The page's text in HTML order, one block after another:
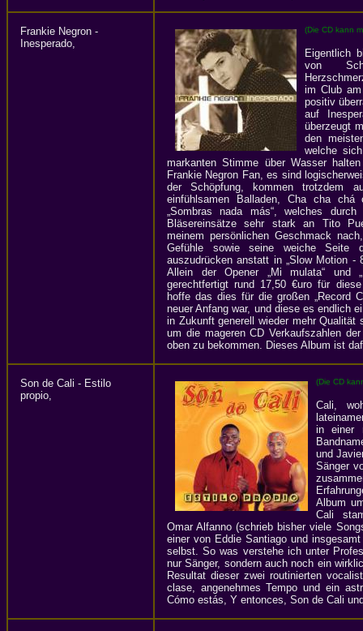
Frankie Negron -
Inesperado,
(Die CD kann
Eigentlich
von
im Club
positiv
auf
überzeugt
den
welche
markanten Stimme über Wasser
Frankie Negron Fan, es sind
der Schöpfung, kommen trotzdem
einfühlsamen Balladen, Cha cha
„Sombras nada más“, welches durch
Bläsereinsätze sehr stark an Tito
meinem persönlichen Geschmack
Gefühle sowie seine weiche Seite
auszudrücken anstatt in „Slow Motion -
Allein der Opener „Mi mulata“ und
gerechtfertigt rund 17,50 €uro für
hoffe das dies für die großen „Record
neuer Anfang war, und diese es endlich
in Zukunft generell wieder mehr
um die mageren CD Verkaufszahlen
oben zu bekommen. Dieses Album ist
Son de Cali - Estilo
propio,
(Die CD
Cali,
in einer
und
Sänger
Album
Cali
Omar Alfanno (schrieb bisher viele
einer von Eddie Santiago und
selbst. So was verstehe ich unter
nur Sänger, sondern auch noch ein
Resultat dieser zwei routinierten
clase, angenehmes Tempo und ein
Cómo estás, Y entonces, Son de Cali